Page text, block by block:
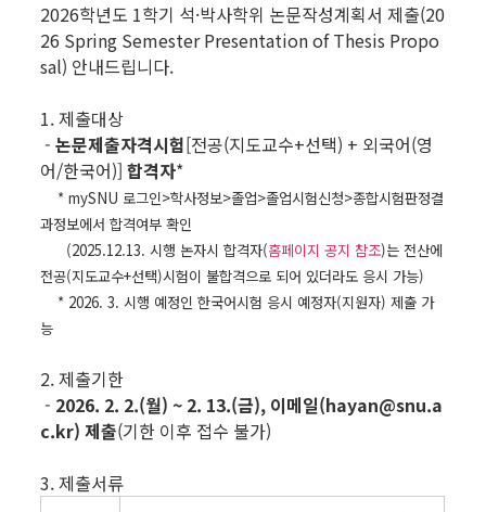
2026학년도 1학기 석·박사학위 논문작성계획서 제출(20
26 Spring Semester Presentation of Thesis Propo
sal) 안내드립니다.
1. 제출대상
-논문제출자격시험[전공(지도교수+선택) + 외국어(영
어/한국어)]합격자*
* mySNU 로그인>학사정보>졸업>졸업시험신청>종합시험판정결
과정보에서 합격여부 확인
(2025.12.13. 시행 논자시 합격자(홈페이지 공지 참조)는 전산에
전공(지도교수+선택)시험이 불합격으로 되어 있더라도 응시 가능)
* 2026. 3. 시행 예정인 한국어시험 응시 예정자(지원자) 제출 가
능
2. 제출기한
- 2026. 2. 2.(월) ~ 2. 13.(금), 이메일(hayan@snu.a
c.kr) 제출(기한 이후 접수 불가)
3. 제출서류